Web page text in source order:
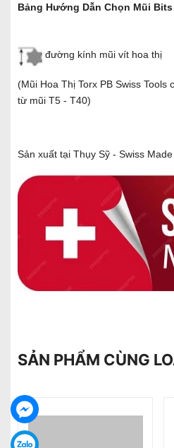
Bảng Hướng Dẫn Chọn Mũi
đường kính mũi vít hoa thị
(Mũi Hoa Thị Torx PB Swiss Tools
từ mũi T5 - T40)
Sản xuất tại Thụy Sỹ - Swiss
SẢN PHẨM CÙNG